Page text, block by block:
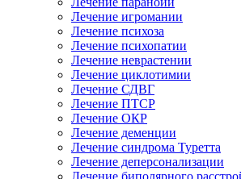
Лечение игромании
Лечение психоза
Лечение психопатии
Лечение неврастении
Лечение циклотимии
Лечение СДВГ
Лечение ПТСР
Лечение ОКР
Лечение деменции
Лечение синдрома Туретта
Лечение деперсонализации
Лечение биполярного